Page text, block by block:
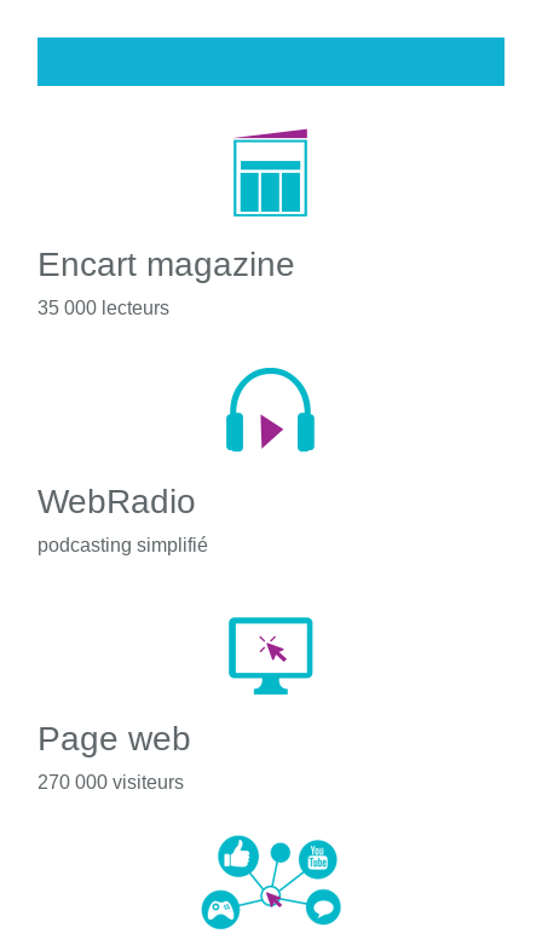
Encart magazine
35 000 lecteurs
WebRadio
podcasting simplifié
Page web
270 000 visiteurs